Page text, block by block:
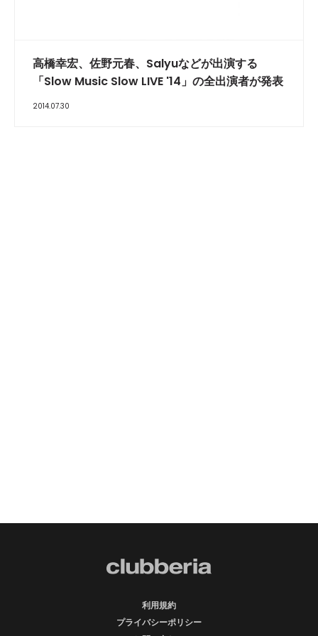
高橋幸宏、佐野元春、Salyuなどが出演する
「Slow Music Slow LIVE '14」の全出演者が発表
2014.07.30
利用規約
プライバシーポリシー